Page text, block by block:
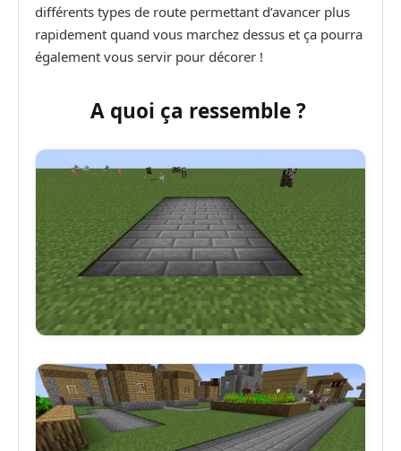
différents types de route permettant d’avancer plus
rapidement quand vous marchez dessus et ça pourra
également vous servir pour décorer !
A quoi ça ressemble ?